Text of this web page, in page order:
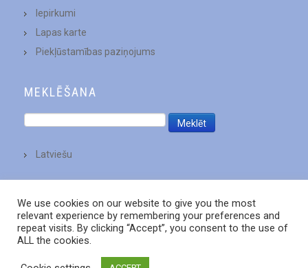
Iepirkumi
Lapas karte
Piekļūstamības paziņojums
MEKLĒŠANA
Latviešu
We use cookies on our website to give you the most
relevant experience by remembering your preferences and
repeat visits. By clicking “Accept”, you consent to the use of
ALL the cookies.